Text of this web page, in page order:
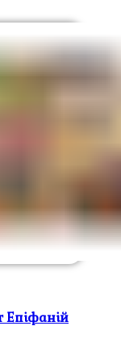
Епіфаній